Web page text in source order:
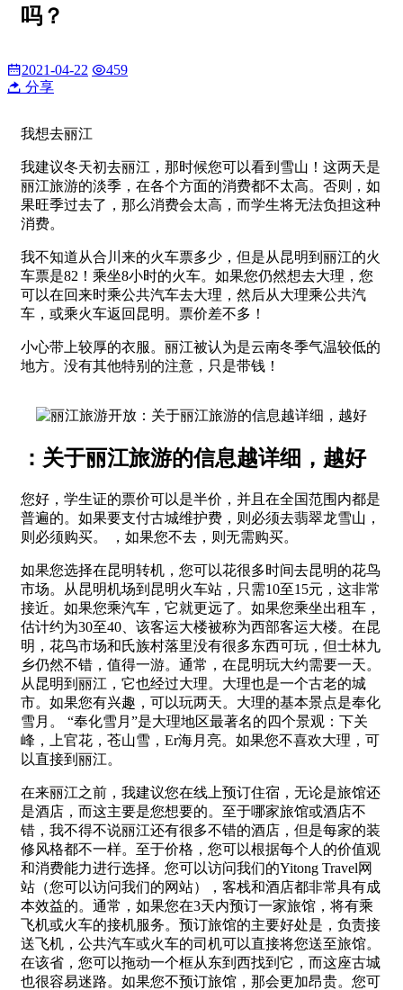
吗？
2021-04-22
459
分享
我想去丽江
我建议冬天初去丽江，那时候您可以看到雪山！这两天是
丽江旅游的淡季，在各个方面的消费都不太高。否则，如
果旺季过去了，那么消费会太高，而学生将无法负担这种
消费。
我不知道从合川来的火车票多少，但是从昆明到丽江的火
车票是82！乘坐8小时的火车。如果您仍然想去大理，您
可以在回来时乘公共汽车去大理，然后从大理乘公共汽
车，或乘火车返回昆明。票价差不多！
小心带上较厚的衣服。丽江被认为是云南冬季气温较低的
地方。没有其他特别的注意，只是带钱！
：关于丽江旅游的信息越详细，越好
您好，学生证的票价可以是半价，并且在全国范围内都是
普遍的。如果要支付古城维护费，则必须去翡翠龙雪山，
则必须购买。 ，如果您不去，则无需购买。
如果您选择在昆明转机，您可以花很多时间去昆明的花鸟
市场。从昆明机场到昆明火车站，只需10至15元，这非常
接近。如果您乘汽车，它就更远了。如果您乘坐出租车，
估计约为30至40、该客运大楼被称为西部客运大楼。在昆
明，花鸟市场和氏族村落里没有很多东西可玩，但士林九
乡仍然不错，值得一游。通常，在昆明玩大约需要一天。
从昆明到丽江，它也经过大理。大理也是一个古老的城
市。如果您有兴趣，可以玩两天。大理的基本景点是奉化
雪月。 “奉化雪月”是大理地区最著名的四个景观：下关
峰，上官花，苍山雪，Er海月亮。如果您不喜欢大理，可
以直接到丽江。
在来丽江之前，我建议您在线上预订住宿，无论是旅馆还
是酒店，而这主要是您想要的。至于哪家旅馆或酒店不
错，我不得不说丽江还有很多不错的酒店，但是每家的装
修风格都不一样。至于价格，您可以根据每个人的价值观
和消费能力进行选择。您可以访问我们的Yitong Travel网
站（您可以访问我们的网站），客栈和酒店都非常具有成
本效益的。通常，如果您在3天内预订一家旅馆，将有乘
飞机或火车的接机服务。预订旅馆的主要好处是，负责接
送飞机，公共汽车或火车的司机可以直接将您送至旅馆。
在该省，您可以拖动一个框从东到西找到它，而这座古城
也很容易迷路。如果您不预订旅馆，那会更加昂贵。您可